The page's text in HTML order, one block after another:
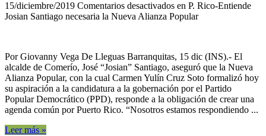
15/diciembre/2019 Comentarios desactivados en P. Rico-Entiende
Josian Santiago necesaria la Nueva Alianza Popular
Por Giovanny Vega De Lleguas Barranquitas, 15 dic (INS).- El
alcalde de Comerío, José “Josian” Santiago, aseguró que la Nueva
Alianza Popular, con la cual Carmen Yulín Cruz Soto formalizó hoy
su aspiración a la candidatura a la gobernación por el Partido
Popular Democrático (PPD), responde a la obligación de crear una
agenda común por Puerto Rico. “Nosotros estamos respondiendo ...
Leer más »